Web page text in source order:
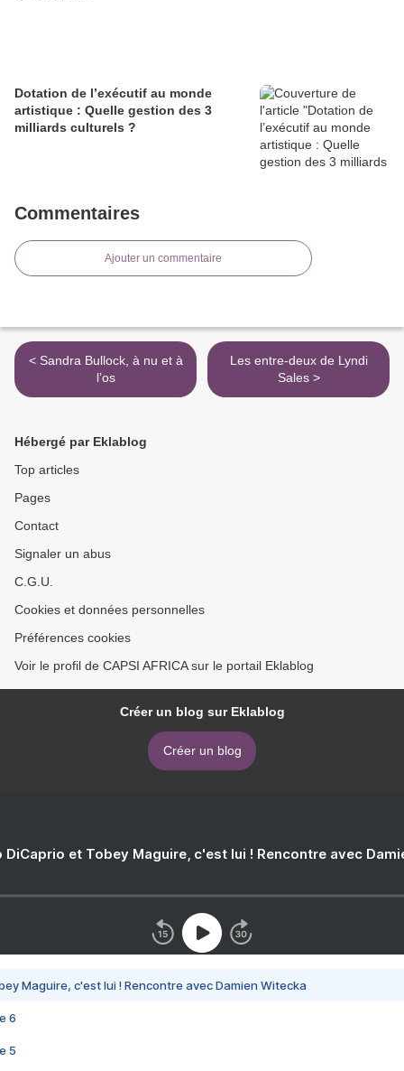
Dotation de l’exécutif au monde
artistique : Quelle gestion des 3
milliards culturels ?
Commentaires
Ajouter un commentaire
< Sandra Bullock, à nu et à
l’os
Les entre-deux de Lyndi
Sales >
Hébergé par Eklablog
Top articles
Pages
Contact
Signaler un abus
C.G.U.
Cookies et données personnelles
Préférences cookies
Voir le profil de CAPSI AFRICA sur le portail Eklablog
Créer un blog sur Eklablog
Créer un blog
DiCaprio et Tobey Maguire, c'est lui ! Rencontre avec
Maguire, c'est lui ! Rencontre avec Damien Witecka
6
5